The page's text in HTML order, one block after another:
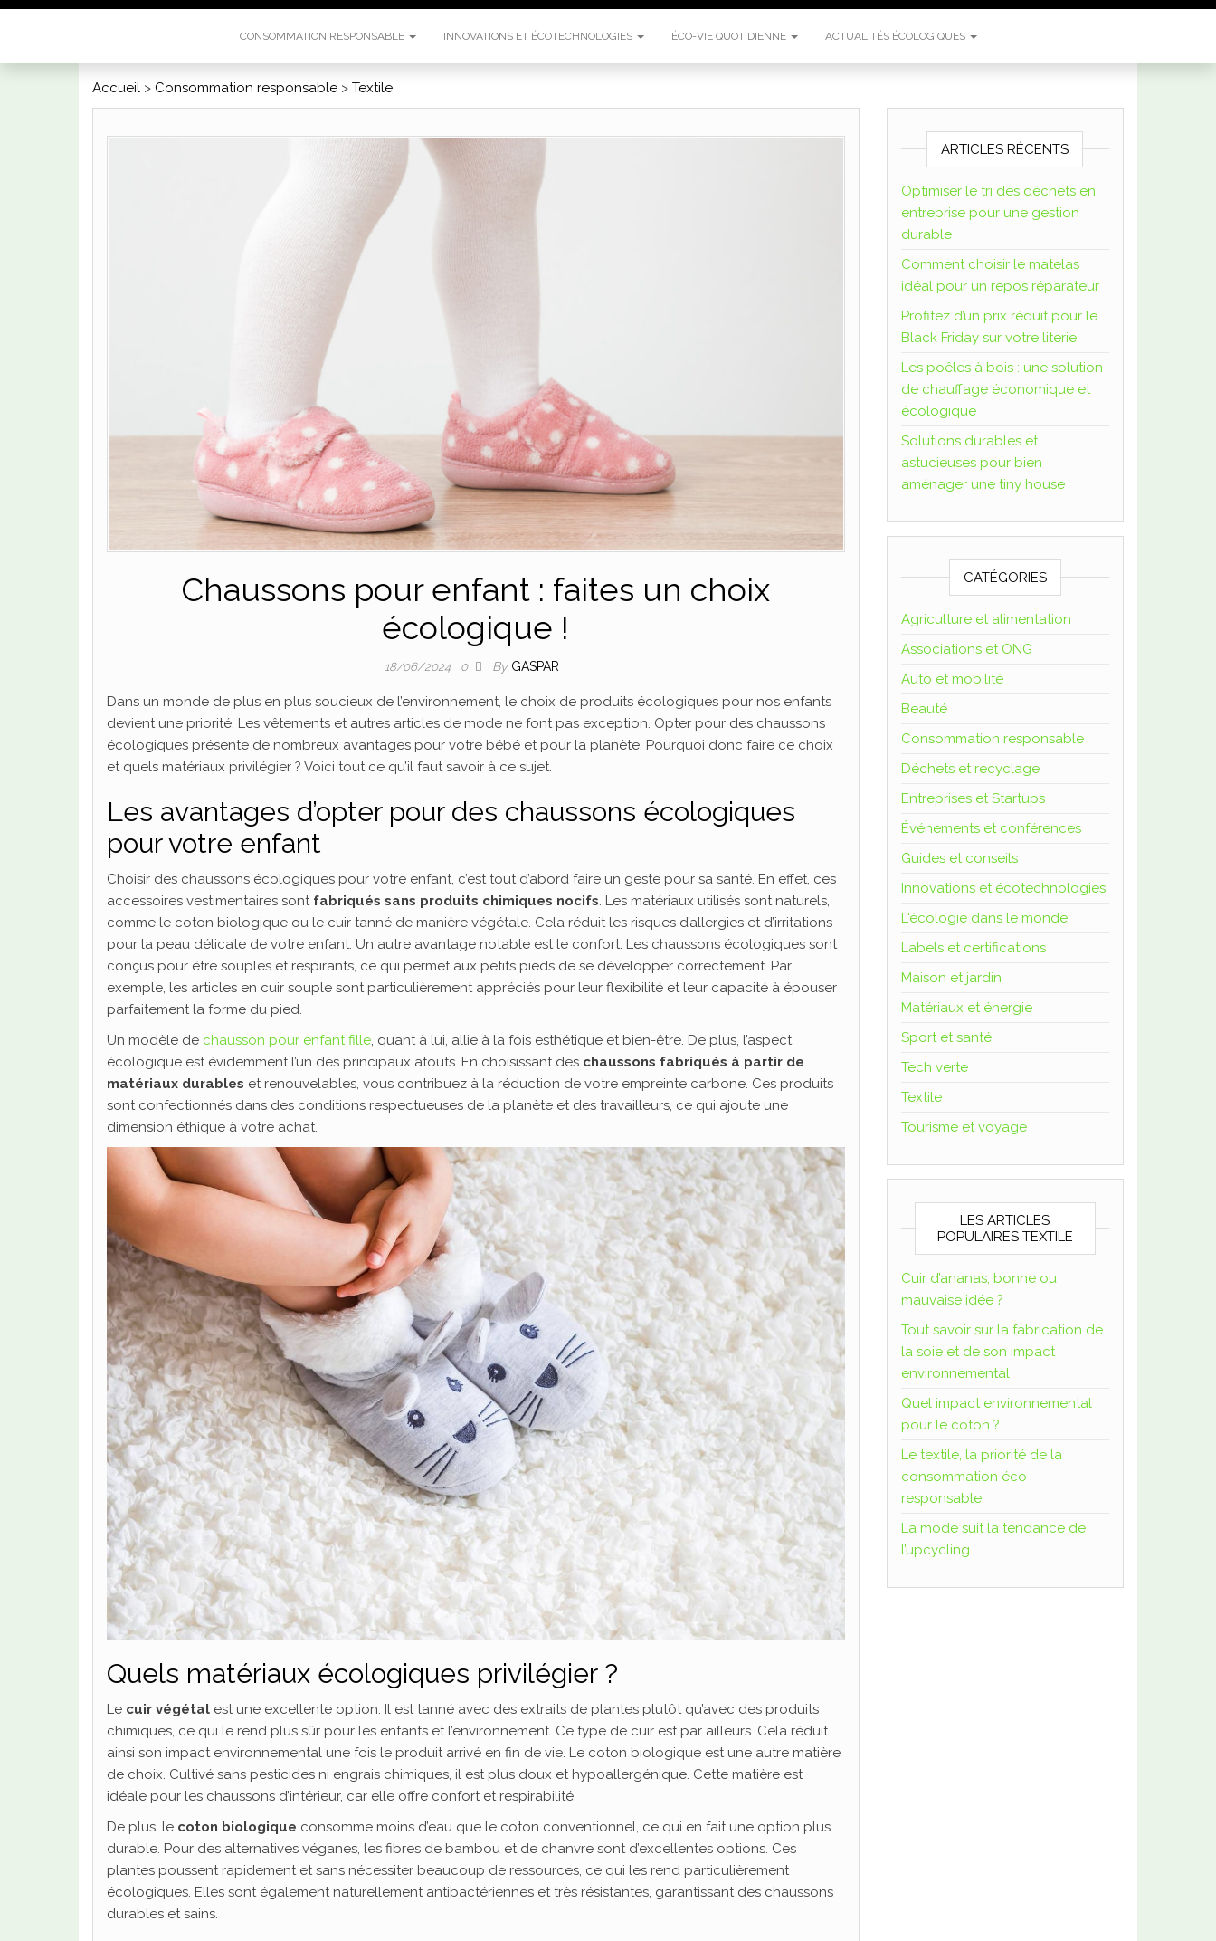
CONSOMMATION RESPONSABLE INNOVATIONS ET ÉCOTECHNOLOGIES ÉCO-VIE QUOTIDIENNE ACTUALITÉS ÉCOLOGIQUES
Accueil > Consommation responsable > Textile
Chaussons pour enfant : faites un choix
écologique !
18/06/2024 0 By GASPAR
Dans un monde de plus en plus soucieux de l’environnement, le choix de produits écologiques pour nos enfants
devient une priorité. Les vêtements et autres articles de mode ne font pas exception. Opter pour des chaussons
écologiques présente de nombreux avantages pour votre bébé et pour la planète. Pourquoi donc faire ce choix
et quels matériaux privilégier ? Voici tout ce qu’il faut savoir à ce sujet.
Les avantages d’opter pour des chaussons écologiques
pour votre enfant
Choisir des chaussons écologiques pour votre enfant, c’est tout d’abord faire un geste pour sa santé. En effet, ces
accessoires vestimentaires sont fabriqués sans produits chimiques nocifs. Les matériaux utilisés sont naturels,
comme le coton biologique ou le cuir tanné de manière végétale. Cela réduit les risques d’allergies et d’irritations
pour la peau délicate de votre enfant. Un autre avantage notable est le confort. Les chaussons écologiques sont
conçus pour être souples et respirants, ce qui permet aux petits pieds de se développer correctement. Par
exemple, les articles en cuir souple sont particulièrement appréciés pour leur flexibilité et leur capacité à épouser
parfaitement la forme du pied.
Un modèle de chausson pour enfant fille, quant à lui, allie à la fois esthétique et bien-être. De plus, l’aspect
écologique est évidemment l’un des principaux atouts. En choisissant des chaussons fabriqués à partir de
matériaux durables et renouvelables, vous contribuez à la réduction de votre empreinte carbone. Ces produits
sont confectionnés dans des conditions respectueuses de la planète et des travailleurs, ce qui ajoute une
dimension éthique à votre achat.
Quels matériaux écologiques privilégier ?
Le cuir végétal est une excellente option. Il est tanné avec des extraits de plantes plutôt qu’avec des produits
chimiques, ce qui le rend plus sûr pour les enfants et l’environnement. Ce type de cuir est par ailleurs. Cela réduit
ainsi son impact environnemental une fois le produit arrivé en fin de vie. Le coton biologique est une autre matière
de choix. Cultivé sans pesticides ni engrais chimiques, il est plus doux et hypoallergénique. Cette matière est
idéale pour les chaussons d’intérieur, car elle offre confort et respirabilité.
De plus, le coton biologique consomme moins d’eau que le coton conventionnel, ce qui en fait une option plus
durable. Pour des alternatives véganes, les fibres de bambou et de chanvre sont d’excellentes options. Ces
plantes poussent rapidement et sans nécessiter beaucoup de ressources, ce qui les rend particulièrement
écologiques. Elles sont également naturellement antibactériennes et très résistantes, garantissant des chaussons
durables et sains.
ARTICLES RÉCENTS
Optimiser le tri des déchets en
entreprise pour une gestion
durable
Comment choisir le matelas
idéal pour un repos réparateur
Profitez d’un prix réduit pour le
Black Friday sur votre literie
Les poêles à bois : une solution
de chauffage économique et
écologique
Solutions durables et
astucieuses pour bien
aménager une tiny house
CATÉGORIES
Agriculture et alimentation
Associations et ONG
Auto et mobilité
Beauté
Consommation responsable
Déchets et recyclage
Entreprises et Startups
Événements et conférences
Guides et conseils
Innovations et écotechnologies
L'écologie dans le monde
Labels et certifications
Maison et jardin
Matériaux et énergie
Sport et santé
Tech verte
Textile
Tourisme et voyage
LES ARTICLES
POPULAIRES TEXTILE
Cuir d’ananas, bonne ou
mauvaise idée ?
Tout savoir sur la fabrication de
la soie et de son impact
environnemental
Quel impact environnemental
pour le coton ?
Le textile, la priorité de la
consommation éco-
responsable
La mode suit la tendance de
l’upcycling